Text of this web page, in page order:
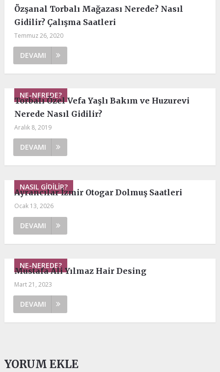
Özşanal Torbalı Mağazası Nerede? Nasıl
Gidilir? Çalışma Saatleri
Temmuz 26, 2020
DEVAMI
NE-NEREDE?
Torbalı Özel Vefa Yaşlı Bakım ve Huzurevi
Nerede Nasıl Gidilir?
Aralık 8, 2019
DEVAMI
NASIL GIDILIR?
Ayrancılar İzmir Otogar Dolmuş Saatleri
Ocak 13, 2026
DEVAMI
NE-NEREDE?
Mustafa Ali Yılmaz Hair Desing
Mart 21, 2023
DEVAMI
YORUM EKLE